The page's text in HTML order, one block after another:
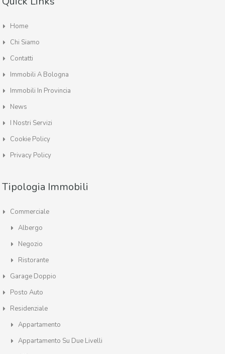
Home
Chi Siamo
Contatti
Immobili A Bologna
Immobili In Provincia
News
I Nostri Servizi
Cookie Policy
Privacy Policy
Tipologia Immobili
Commerciale
Albergo
Negozio
Ristorante
Garage Doppio
Posto Auto
Residenziale
Appartamento
Appartamento Su Due Livelli